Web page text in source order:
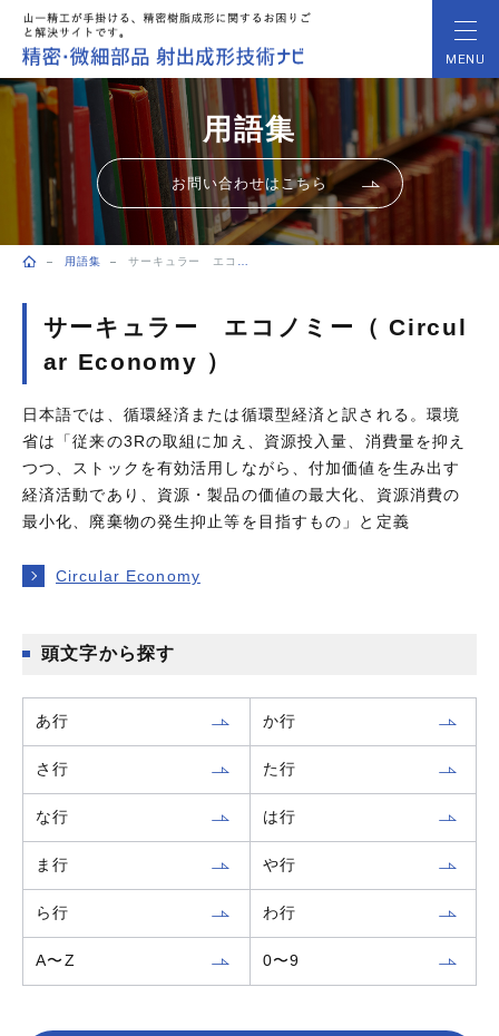
MENU
用語集
お問い合わせはこちら
用語集 サーキュラー エコノミー（ Circular Economy ）
サーキュラー エコノミー（ Circul
ar Economy ）
日本語では、循環経済または循環型経済と訳される。環境
省は「従来の3Rの取組に加え、資源投入量、消費量を抑え
つつ、ストックを有効活用しながら、付加価値を生み出す
経済活動であり、資源・製品の価値の最大化、資源消費の
最小化、廃棄物の発生抑止等を目指すもの」と定義
Circular Economy
頭文字から探す
あ行 か行
さ行 た行
な行 は行
ま行 や行
ら行 わ行
A〜Z 0〜9